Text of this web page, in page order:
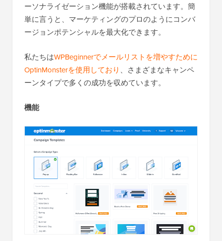
ーソナライゼーション機能が搭載されています。簡
単に言うと、マーケティングのプロのようにコンバ
ージョンポテンシャルを最大化できます。
私たちはWPBeginnerでメールリストを増やすために
OptinMonsterを使用しており 、さまざまなキャンペ
ーンタイプで多くの成功を収めています。
機能